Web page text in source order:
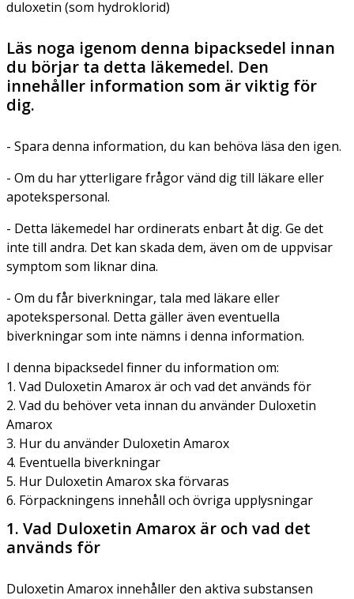
duloxetin (som hydroklorid)
Läs noga igenom denna bipacksedel innan
du börjar ta detta läkemedel. Den
innehåller information som är viktig för
dig.
- Spara denna information, du kan behöva läsa den igen.
- Om du har ytterligare frågor vänd dig till läkare eller
apotekspersonal.
- Detta läkemedel har ordinerats enbart åt dig. Ge det
inte till andra. Det kan skada dem, även om de uppvisar
symptom som liknar dina.
- Om du får biverkningar, tala med läkare eller
apotekspersonal. Detta gäller även eventuella
biverkningar som inte nämns i denna information.
I denna bipacksedel finner du information om:
1. Vad Duloxetin Amarox är och vad det används för
2. Vad du behöver veta innan du använder Duloxetin
Amarox
3. Hur du använder Duloxetin Amarox
4. Eventuella biverkningar
5. Hur Duloxetin Amarox ska förvaras
6. Förpackningens innehåll och övriga upplysningar
1. Vad Duloxetin Amarox är och vad det
används för
Duloxetin Amarox innehåller den aktiva substansen